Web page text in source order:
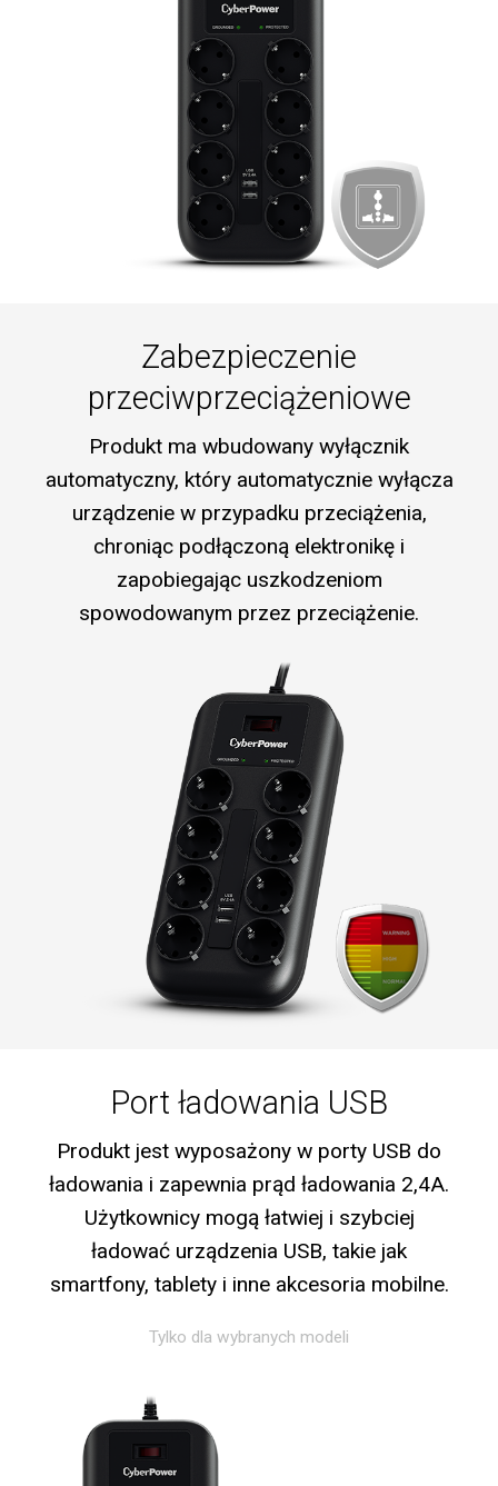
Zabezpieczenie
przeciwprzeciążeniowe
Produkt ma wbudowany wyłącznik
automatyczny, który automatycznie wyłącza
urządzenie w przypadku przeciążenia,
chroniąc podłączoną elektronikę i
zapobiegając uszkodzeniom
spowodowanym przez przeciążenie.
Port ładowania USB
Produkt jest wyposażony w porty USB do
ładowania i zapewnia prąd ładowania 2,4A.
Użytkownicy mogą łatwiej i szybciej
ładować urządzenia USB, takie jak
smartfony, tablety i inne akcesoria mobilne.
Tylko dla wybranych modeli